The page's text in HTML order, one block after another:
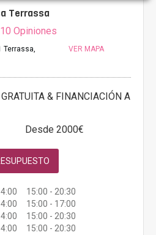
Terrassa
10 Opiniones
Terrassa,
VER MAPA
& FINANCIACIÓN A
Desde 2000€
15:00 - 20:30
15:00 - 17:00
15:00 - 20:30
15:00 - 20:30